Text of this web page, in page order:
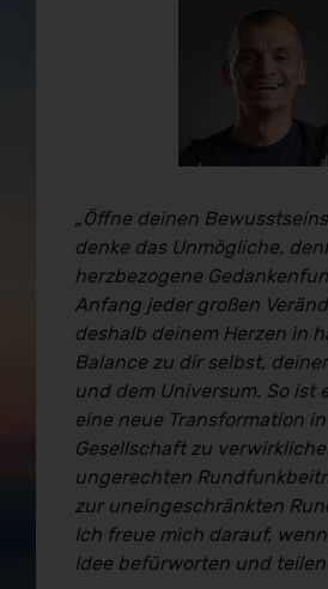
„Öffne deinen
denke das Unmögliche,
herzbezogene
Anfang jeder großen
deshalb deinem Herzen in
Balance zu dir selbst,
und dem Universum. So ist
eine neue Transformation
Gesellschaft zu
ungerechten
zur uneingeschränkten
Ich freue mich darauf,
Idee befürworten und teilen